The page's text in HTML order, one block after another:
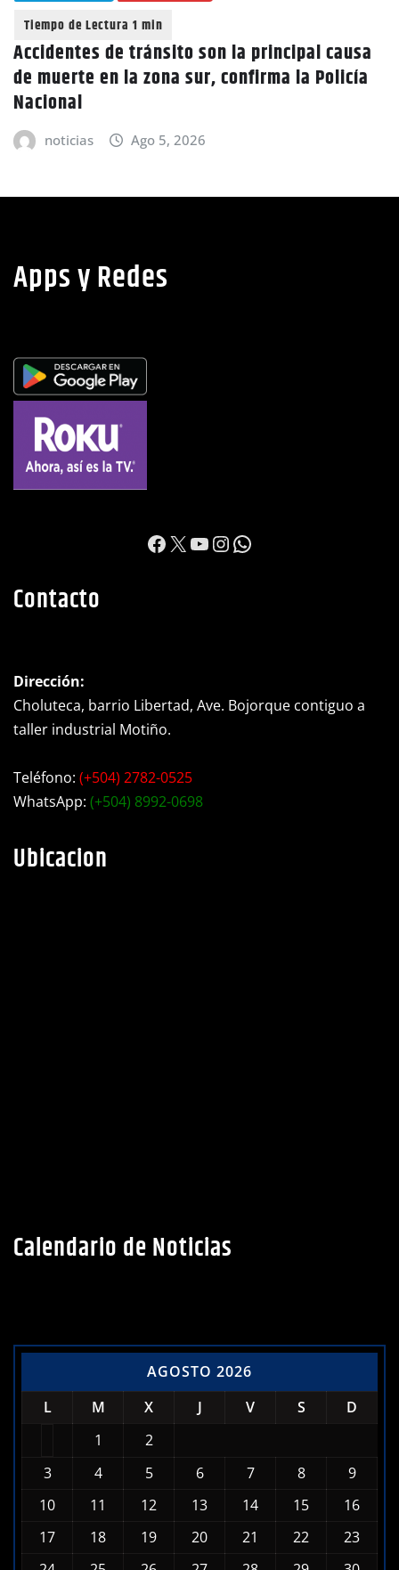
Accidentes de tránsito son la principal causa
de muerte en la zona sur, confirma la Policía
Nacional
noticias Ago 5, 2026
Apps y Redes
https://
X YouTube
Instagram
WhatsApp
Contacto
Dirección:
Choluteca, barrio Libertad, Ave. Bojorque contiguo a
taller industrial Motiño.
Teléfono: (+504) 2782-0525
WhatsApp: (+504) 8992-0698
Ubicacion
Calendario de Noticias
AGOSTO 2026
L
M X J V S
D
1
2
3
4 5 6 7 8
9
10
11 12 13 14 15
16
17
18 19 20 21 22
23